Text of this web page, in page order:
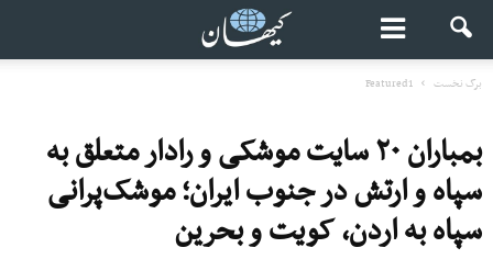
برگ نخست Featured1
بمباران ۲۰ سایت موشکی و رادار متعلق به
سپاه و ارتش در جنوب ایران؛ موشک‌پرانی
سپاه به اردن، کویت و بحرین